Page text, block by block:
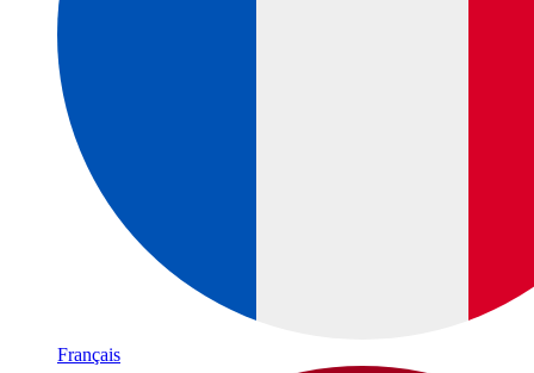
Français